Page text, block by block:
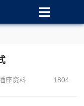
座资料
1804